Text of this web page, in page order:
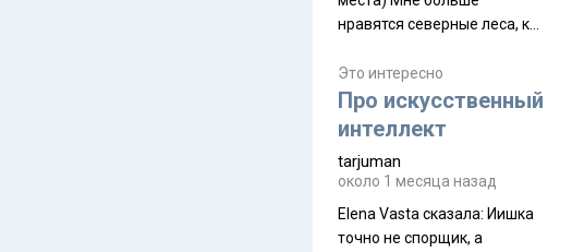
внутренней палаткой, а ее
комплектации составляет
около 845 г. Палатка весит
менее
нравятся северные леса, как
южной тайги
Это интересно
Про искусственный
интеллект
tarjuman
около 1 месяца назад
Elena Vasta сказалa: Иишка
точно не спорщик, а